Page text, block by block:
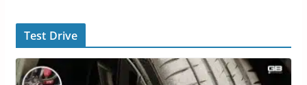
Test Drive